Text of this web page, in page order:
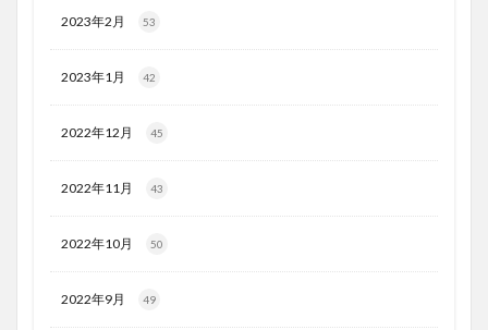
2023年2月 53
2023年1月 42
2022年12月 45
2022年11月 43
2022年10月 50
2022年9月 49